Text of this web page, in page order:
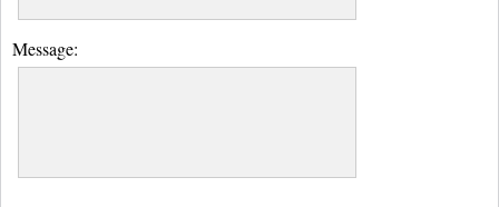
Message: